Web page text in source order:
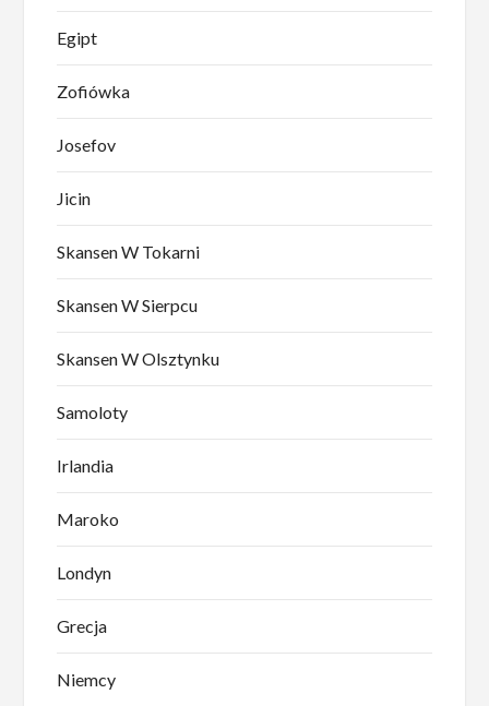
Egipt
Zofiówka
Josefov
Jicin
Skansen W Tokarni
Skansen W Sierpcu
Skansen W Olsztynku
Samoloty
Irlandia
Maroko
Londyn
Grecja
Niemcy